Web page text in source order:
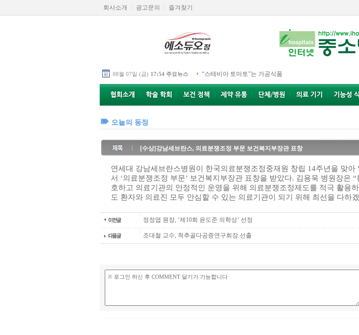
회사소개 광고문의 즐겨찾기
08월 07일 (금) 17:54 주요뉴스 “스테비아 토마토”는 가공식품
오늘의 동정
[수상]강남세브란스, 의료분쟁조정 부문 보건복지부장관 표창
연세대 강남세브란스병원이 한국의료분쟁조정중재원 창립 14주년을 맞아
서 ‘의료분쟁조정 부문’ 보건복지부장관 표창을 받았다. 김용욱 병원장은 “
호하고 의료기관의 안정적인 운영을 위해 의료분쟁조정제도를 적극 활용
도 환자와 의료진 모두 안심할 수 있는 의료기관이 되기 위해 최선을 다하
정정엽 원장, ‘제10회 윤도준 의학상’ 선정
조대철 교수, 척추골다공증연구회장 선출